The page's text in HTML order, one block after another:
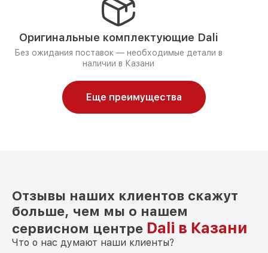
Оригинальные комплектующие Dali
Без ожидания поставок — необходимые детали в
наличии в Казани
Еще преимущества
Отзывы наших клиентов скажут
больше, чем мы о нашем
сервисном центре Dali в Казани
Что о нас думают наши клиенты?